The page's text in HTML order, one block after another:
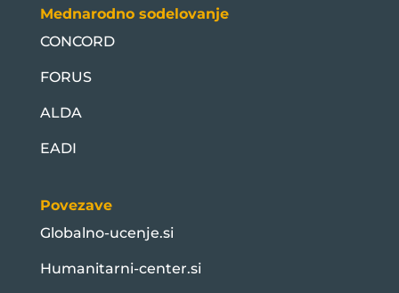
Mednarodno sodelovanje
CONCORD
FORUS
ALDA
EADI
Povezave
Globalno-ucenje.si
Humanitarni-center.si